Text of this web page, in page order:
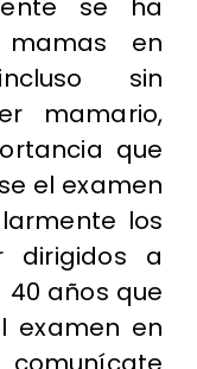
se ha
en
sin
mamario,
que
el examen
los
dirigidos a
años que
examen en